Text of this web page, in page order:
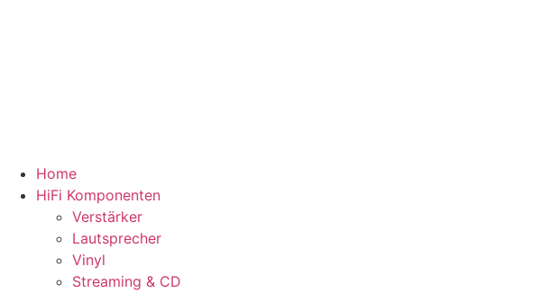
Home
HiFi Komponenten
Verstärker
Lautsprecher
Vinyl
Streaming & CD